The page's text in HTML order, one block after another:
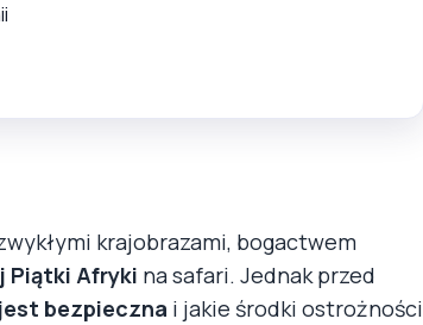
krajobrazami, bogactwem
Piątki Afryki na safari. Jednak przed
jest bezpieczna i jakie środki ostrożności